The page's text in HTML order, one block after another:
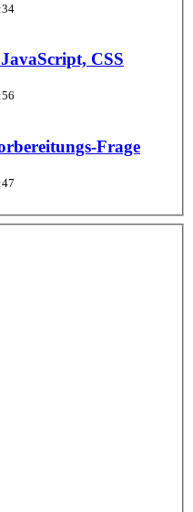
CSS
Frage